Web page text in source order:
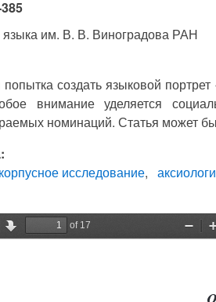
языка им. В. В. Виноградова РАН
попытка создать языковой
внимание уделяется
номинаций. Статья может
исследование